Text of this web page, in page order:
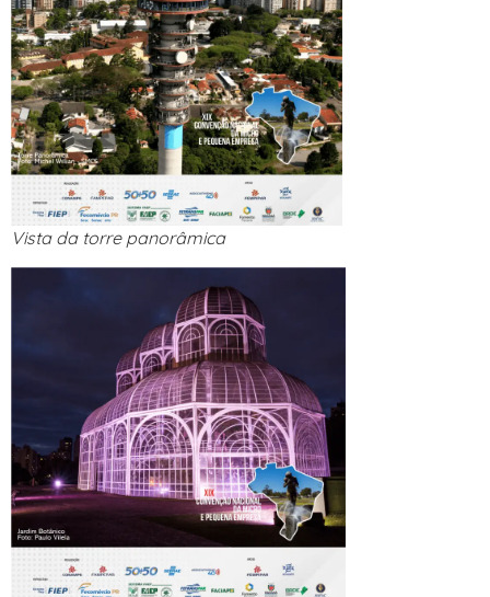
Vista da torre panorâmica